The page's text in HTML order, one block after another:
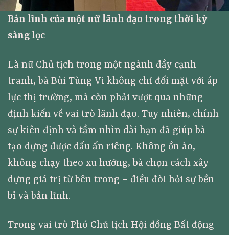
Bản lĩnh của một nữ lãnh đạo trong thời kỳ
sàng lọc
Là nữ Chủ tịch trong một ngành đầy cạnh
tranh, bà Bùi Tùng Vi không chỉ đối mặt với áp
lực thị trường, mà còn phải vượt qua những
định kiến về vai trò lãnh đạo. Tuy nhiên, chính
sự kiên định và tầm nhìn dài hạn đã giúp bà
tạo dựng được dấu ấn riêng. Không ồn ào,
không chạy theo xu hướng, bà chọn cách xây
dựng giá trị từ bên trong – điều đòi hỏi sự bền
bỉ và bản lĩnh.
Trong vai trò Phó Chủ tịch Hội đồng Bất động